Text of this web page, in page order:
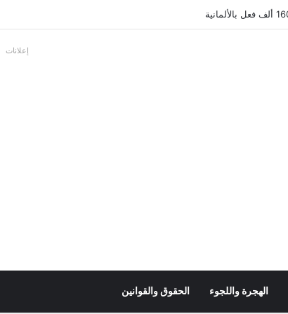
إعلانات
الهجرة واللجوء الحقوق والقوانين